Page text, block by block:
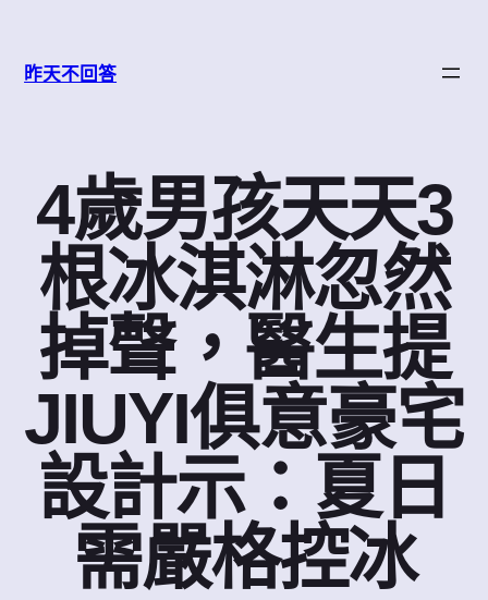
昨天不回答
4歲男孩天天3
根冰淇淋忽然
掉聲，醫生提
JIUYI俱意豪宅
設計示：夏日
需嚴格控冰